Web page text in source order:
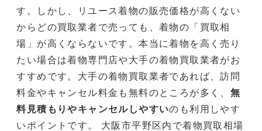
す。しかし、リユース着物の販売価格が高くない
からどの買取業者で売っても、着物の「買取相
場」が高くならないです。本当に着物を高く売り
たい場合は着物専門店や大手の着物買取業者がお
すすめです。大手の着物買取業者であれば、訪問
料金やキャンセル料金も無料のところが多く、 無
料見積もりやキャンセルしやすいのも利用しやす
いポイントです。 大阪市平野区内で着物買取相場